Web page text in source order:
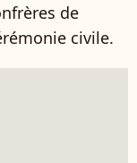
de
civile.